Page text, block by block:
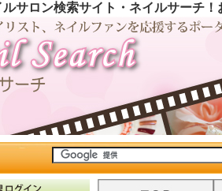
サロン検索サイト・ネイルサーチ